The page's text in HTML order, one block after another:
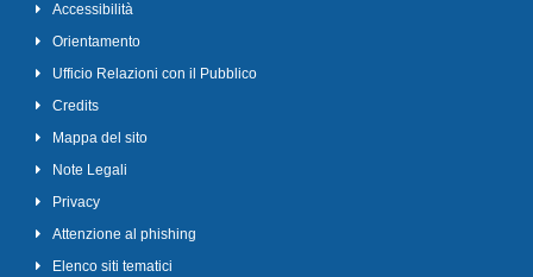
Accessibilità
Orientamento
Ufficio Relazioni con il Pubblico
Credits
Mappa del sito
Note Legali
Privacy
Attenzione al phishing
Elenco siti tematici